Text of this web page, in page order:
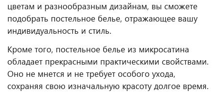
цветам и разнообразным дизайнам, вы сможете
подобрать постельное белье, отражающее вашу
индивидуальность и стиль.
Кроме того, постельное белье из микросатина
обладает прекрасными практическими свойствами.
Оно не мнется и не требует особого ухода,
сохраняя свою изначальную красоту долгое время.